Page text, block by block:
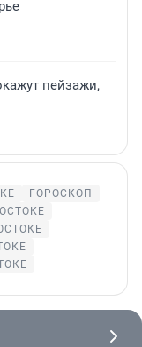
пейзажи,
ГОРОСКОП